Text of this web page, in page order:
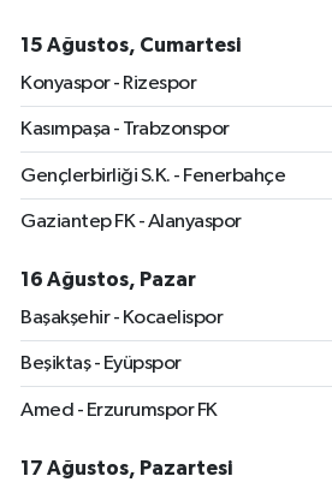
15 Ağustos, Cumartesi
Konyaspor - Rizespor
Kasımpaşa - Trabzonspor
Gençlerbirliği S.K. - Fenerbahçe
Gaziantep FK - Alanyaspor
16 Ağustos, Pazar
Başakşehir - Kocaelispor
Beşiktaş - Eyüpspor
Amed - Erzurumspor FK
17 Ağustos, Pazartesi